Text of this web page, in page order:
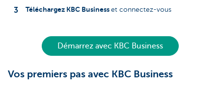
Téléchargez KBC Business et connectez-vous
Démarrez avec KBC Business
Vos premiers pas avec KBC Business